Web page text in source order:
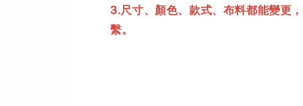
3.尺寸、顏色、款式、布料都能變更
繫。